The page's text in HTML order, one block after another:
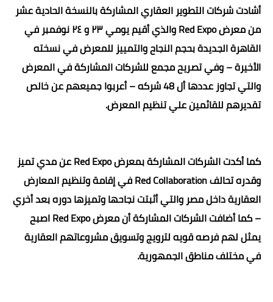
أشادت شركات التطوير العقاري المشاركة بالنسخة الحادية عشر
من معرض Red Expo والذي أقيم يومي ٢٣ و ٢٤ نوفمبر في
القاهرة الجديدة بحجم النجاح والتمييز للمعرض في نسخته
الأخيرة – وفي تصريح مجمع للشركات المشاركة في المعرض
والتي تجاوز عددها أل 48 شركه – أعربوا جميعهم عن خالص
تقديرهم للقائمين علي تنظيم المعرض.
كما
أكدت الشركات المشاركة بمعرض Red Expo عن مدي تميز
وقدره تحالف Red Collaboration في إقامة وتنظيم المعارض
العقارية داخل مصر والتي أثبتت نجاحها وتميزها دوره بعد أخري
– كما أضافت الشركات المشاركة أن معرض Red Expo اصبح
يمثل لهم فرصه قويه لترويج وتسويق مشروعاتهم العقارية
في مختلف مناطق الجمهورية.